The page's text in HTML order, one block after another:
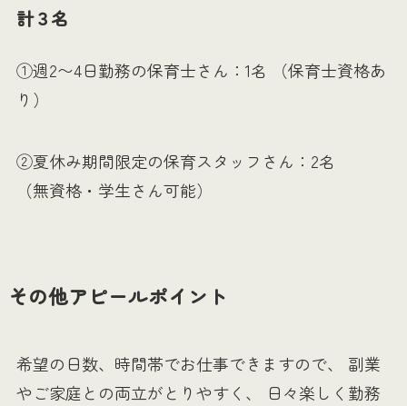
計３名
①週2〜4日勤務の保育士さん：1名 （保育士資格あ
り）
②夏休み期間限定の保育スタッフさん：2名
（無資格・学生さん可能）
その他アピールポイント
希望の日数、時間帯でお仕事できますので、 副業
やご家庭との両立がとりやすく、 日々楽しく勤務